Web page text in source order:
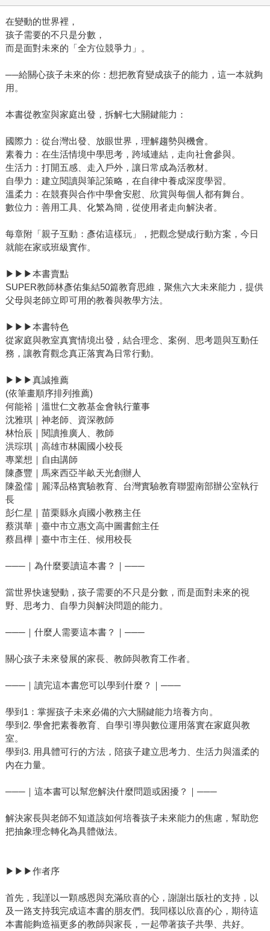
在變動的世界裡，
孩子需要的不只是分數，
而是面對未來的「全方位競爭力」。
──給關心孩子未來的你：想把教育變成孩子的能力，這一本就夠
用。
本書從教室與家庭出發，拆解七大關鍵能力：
國際力：從台灣出發、放眼世界，理解趨勢與機會。
素養力：在生活情境中學思考，跨域連結，走向社會參與。
生活力：打開五感、走入戶外，讓日常成為活教材。
自學力：建立閱讀與筆記策略，在自律中養成深度學習。
溫柔力：在競賽與合作中學會安慰、欣賞與每個人都有舞台。
數位力：善用工具、化繁為簡，從使用者走向解決者。
每章附「親子互動：彥佑這樣玩」，把觀念變成行動方案，今日
就能在家或班級實作。
▶▶▶本書賣點
SUPER教師林彥佑集結50篇教育思維，聚焦六大未來能力，提供
父母與老師立即可用的教養與教學方法。
▶▶▶本書特色
從家庭與教室真實情境出發，結合理念、案例、思考題與互動任
務，讓教育觀念真正落實為日常行動。
▶▶▶真誠推薦
(依筆畫順序排列推薦)
何能裕｜溫世仁文教基金會執行董事
沈雅琪｜神老師、資深教師
林怡辰｜閱讀推廣人、教師
洪琮琪｜高雄市林園國小校長
專業想｜自由講師
陳彥豐｜馬來西亞半畝天光創辦人
陳盈儒｜麗澤品格實驗教育、台灣實驗教育聯盟南部辦公室執行
長
彭仁星｜苗栗縣永貞國小教務主任
蔡淇華｜臺中市立惠文高中圖書館主任
蔡昌樺｜臺中市主任、候用校長
───｜為什麼要讀這本書？｜───
當世界快速變動，孩子需要的不只是分數，而是面對未來的視
野、思考力、自學力與解決問題的能力。
───｜什麼人需要這本書？｜───
關心孩子未來發展的家長、教師與教育工作者。
───｜讀完這本書您可以學到什麼？｜───
學到1：掌握孩子未來必備的六大關鍵能力培養方向。
學到2. 學會把素養教育、自學引導與數位運用落實在家庭與教
室。
學到3. 用具體可行的方法，陪孩子建立思考力、生活力與溫柔的
內在力量。
───｜這本書可以幫您解決什麼問題或困擾？｜───
解決家長與老師不知道該如何培養孩子未來能力的焦慮，幫助您
把抽象理念轉化為具體做法。
▶▶▶作者序
首先，我謹以一顆感恩與充滿欣喜的心，謝謝出版社的支持，以
及一路支持我完成這本書的朋友們。我同樣以欣喜的心，期待這
本書能夠造福更多的教師與家長，一起帶著孩子共學、共好。